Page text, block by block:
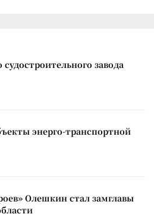
судостроительного завода
энерго-транспортной
Олешкин стал замглавы